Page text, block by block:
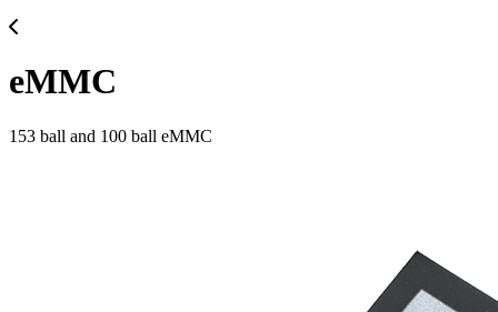
eMMC
153 ball and 100 ball eMMC